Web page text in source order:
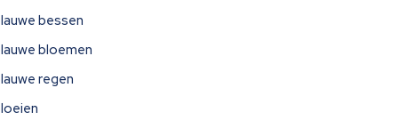
bessen
bloemen
regen